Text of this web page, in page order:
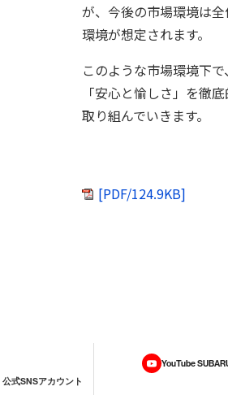
が、今後の市場環境は
環境が想定されます。
このような市場環境下
「安心と愉しさ」を徹
取り組んでいきます。
[PDF/124.9KB]
公式SNSアカウント
YouTube